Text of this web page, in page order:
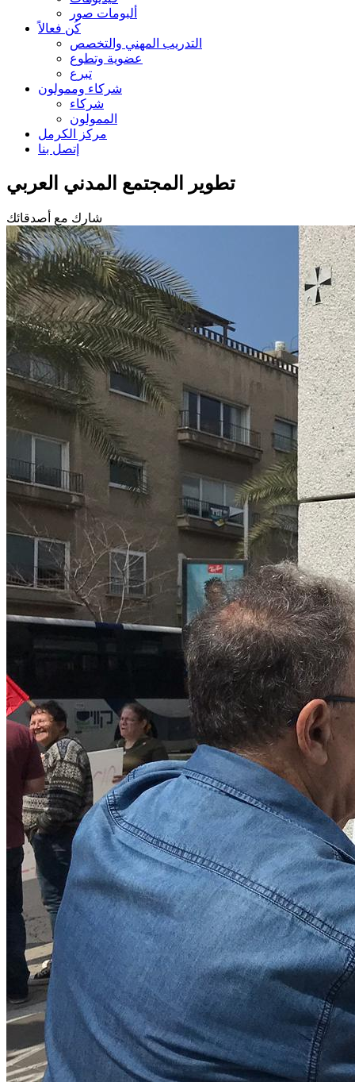
ألبومات صور
كُن فعالاً
التدريب المهني والتخصص
عضوية وتطوع
تبرع
شركاء وممولون
شركاء
الممولون
مركز الكرمل
إتصل بنا
تطوير المجتمع المدني العربي
شارك مع أصدقائك